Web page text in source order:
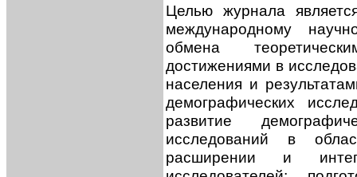
Целью журнала
международному
обмена
достижениями в
населения и
демографических
развитие
исследований в
расширении и